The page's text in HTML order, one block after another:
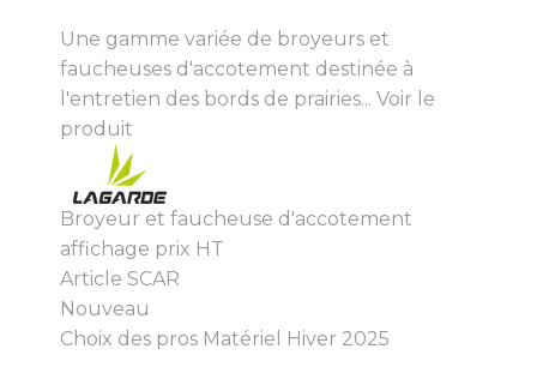
Une gamme variée de broyeurs et
faucheuses d'accotement destinée à
l'entretien des bords de prairies... Voir le
produit
Broyeur et faucheuse d'accotement
affichage prix HT
Article SCAR
Nouveau
Choix des pros Matériel Hiver 2025